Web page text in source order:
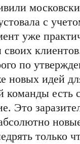
с
уже
по
новых идей
есть
Это
только